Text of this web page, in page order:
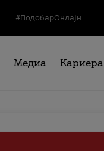
#ПодобарОнлајн
Медиа Кариера